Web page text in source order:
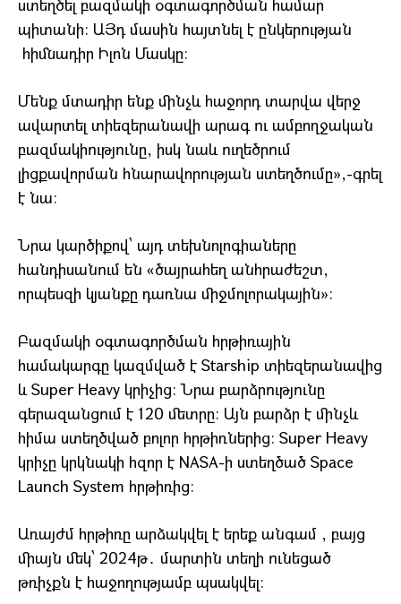
ստեղծել բազմակի օգտագործման համար
պիտանի։ ԱՅդ մասին հայտնել է ընկերության
հիմնադիր Իլոն Մասկը։
Մենք մտադիր ենք մինչև հաջորդ տարվա վերջ
ավարտել տիեզերանավի արագ ու ամբողջական
բազմակիությունը, իսկ նաև ուղեծրում
լիցքավորման հնարավորության ստեղծումը»,-գրել
է նա։
Նրա կարծիքով՝ այդ տեխնոլոգիաները
հանդիսանում են «ծայրահեղ անհրաժեշտ,
որպեսզի կյանքը դառնա միջմոլորակային»։
Բազմակի օգտագործման հրթիռային
համակարգը կազմված է Starship տիեզերանավից
և Super Heavy կրիչից։ Նրա բարձրությունը
գերազանցում է 120 մետրը։ Այն բարձր է մինչև
հիմա ստեղծված բոլոր հրթիռներից։ Super Heavy
կրիչը կրկնակի հզոր է NASA-ի ստեղծած Space
Launch System հրթիռից։
Առայժմ հրթիռը արձակվել է երեք անգամ , բայց
միայն մեկ՝ 2024թ․ մարտին տեղի ունեցած
թռիչքն է հաջողությամբ պսակվել։